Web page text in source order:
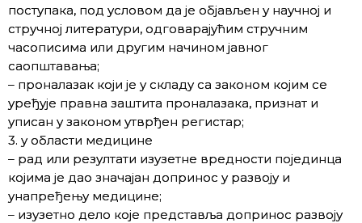
поступака, под условом да је објављен у научној и
стручној литератури, одговарајућим стручним
часописима или другим начином јавног
саопштавања;
– проналазак који је у складу са законом којим се
уређује правна заштита проналазака, признат и
уписан у законом утврђен регистар;
3. у области медицине
– рад или резултати изузетне вредности појединца
којима је дао значајан допринос у развоју и
унапређењу медицине;
– изузетно дело које представља допринос развоју